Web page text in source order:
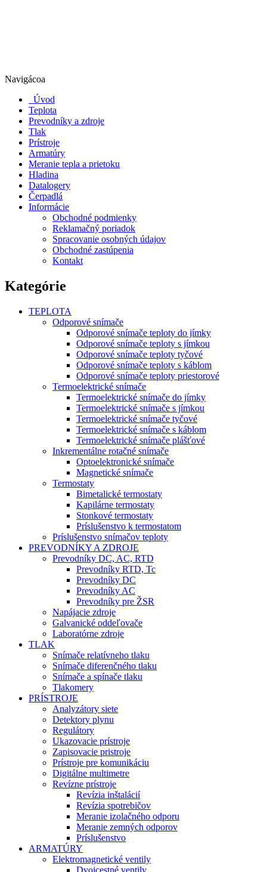
Navigácoa
Úvod
Teplota
Prevodníky a zdroje
Tlak
Prístroje
Armatúry
Meranie tepla a prietoku
Hladina
Datalogery
Čerpadlá
Informácie
Obchodné podmienky
Reklamačný poriadok
Spracovanie osobných údajov
Obchodné zastúpenia
Kontakt
Kategórie
TEPLOTA
Odporové snímače
Odporové snímače teploty do jímky
Odporové snímače teploty s jímkou
Odporové snímače teploty tyčové
Odporové snímače teploty s káblom
Odporové snímače teploty priestorové
Termoelektrické snímače
Termoelektrické snímače do jímky
Termoelektrické snímače s jímkou
Termoelektrické snímače tyčové
Termoelektrické snímače s káblom
Termoelektrické snímače plášťové
Inkrementálne rotačné snímače
Optoelektronické snímače
Magnetické snímače
Termostaty
Bimetalické termostaty
Kapilárne termostaty
Stonkové termostaty
Príslušenstvo k termostatom
Príslušenstvo snímačov teploty
PREVODNÍKY A ZDROJE
Prevodníky DC, AC, RTD
Prevodníky RTD, Tc
Prevodníky DC
Prevodníky AC
Prevodníky pre ŽSR
Napájacie zdroje
Galvanické oddeľovače
Laboratórne zdroje
TLAK
Snímače relatívneho tlaku
Snímače diferenčného tlaku
Snímače a spínače tlaku
Tlakomery
PRÍSTROJE
Analyzátory siete
Detektory plynu
Regulátory
Ukazovacie prístroje
Zapisovacie pristroje
Prístroje pre komunikáciu
Digitálne multimetre
Revízne prístroje
Revízia inštalácií
Revízia spotrebičov
Meranie izolačného odporu
Meranie zemných odporov
Príslušenstvo
ARMATÚRY
Elektromagnetické ventily
Dvojcestné ventily